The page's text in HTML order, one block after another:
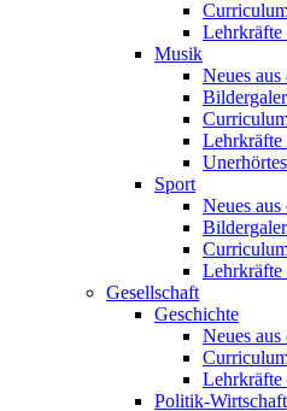
Lehrkräfte
Musik
Neues aus
Lehrkräfte
Unerhörtes
Sport
Neues aus
Lehrkräfte
Gesellschaft
Geschichte
Neues aus
Lehrkräfte
Politik-Wirtschaft